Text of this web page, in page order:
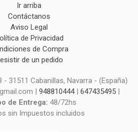
Ir arriba
Contáctanos
Aviso Legal
de Privacidad
de Compra
de un pedido
- 31511 Cabanillas, Navarra - (España)
| 948810444| 647435495 |
de Entrega: 48/72hs
sin Impuestos incluidos